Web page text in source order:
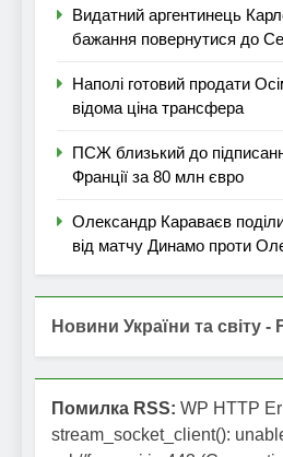
Видатний аргентинець
бажання повернутися до
Наполі готовий продати
відома ціна трансфера
ПСЖ близький до
Франції за 80 млн євро
Олександр Караваєв
від матчу Динамо проти
Новини України та світу -
Помилка RSS: WP HTTP
stream_socket_client():